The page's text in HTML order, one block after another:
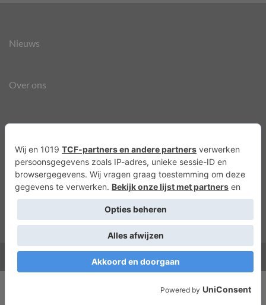
Nieuws
Over ons
Agenda
Privacyverklaring